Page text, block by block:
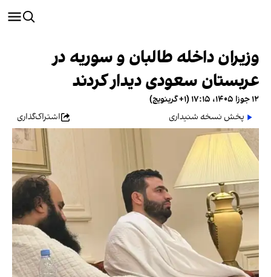
وزیران داخله طالبان و سوریه در
عربستان سعودی دیدار کردند
۱۲ جوزا ۱۴۰۵، ۱۷:۱۵ (‎+۱ گرینویچ)
پخش نسخه شنیداری
اشتراک‌گذاری